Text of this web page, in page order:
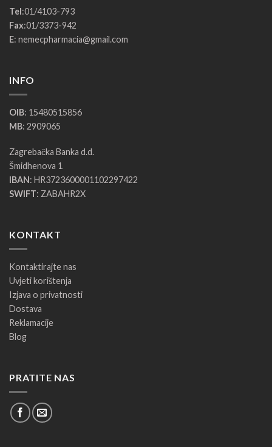
Tel:01/4103-793
Fax:01/3373-942
E: nemecpharmacia@gmail.com
INFO
OIB: 15480515856
MB: 2909065
Zagrebačka Banka d.d.
Šmidhenova 1
IBAN: HR3723600001102297422
SWIFT: ZABAHR2X
KONTAKT
Kontaktirajte nas
Uvjeti korištenja
Izjava o privatnosti
Dostava
Reklamacije
Blog
PRATITE NAS